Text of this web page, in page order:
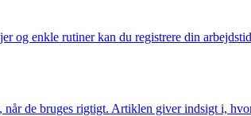
og enkle rutiner kan du registrere din
de bruges rigtigt. Artiklen giver indsigt i,